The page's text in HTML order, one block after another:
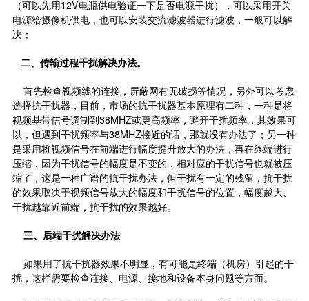
（可以先用12V电瓶供电验证一下是否电源干扰），可以采用开关
电源给摄像机供电，也可以安装交流滤波器进行滤波，一般可以解
决；
二、传输过程干扰解决办法。
首先检查视频线的连接，屏蔽网有无破损等情况，另外可以考虑
选择抗干扰器，目前，市场的抗干扰器基本原理有二种，一种是将
视频基带信号调制到38MHZ或更高频率，避开干扰频率，其效果可
以，但遇到干扰频率与38MHZ接近的话，那就没有办法了；另一种
是采用将视频信号在前端进行幅度提升放大的办法，再在终端进行
压缩，因为干扰信号的幅度是不变的，相对应的干扰信号也就被压
缩了，这是一种广谱的抗干扰办法，但干扰有一定的残留，抗干扰
的效果取决于视频信号放大的幅度和干扰信号的位置，幅度越大、
干扰越靠近前端，抗干扰的效果越好。
三、后端干扰解决办法
如果用了抗干扰器效果不明显，有可能是终端（机房）引起的干
扰，这样需要检查连接、电源、接地和设备本身问题等方面。